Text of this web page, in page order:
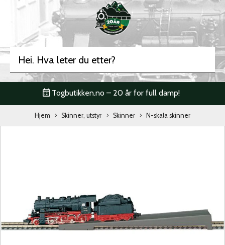
Togbutikken.no – 20 år for full damp!
Hjem Skinner, utstyr Skinner N-skala skinner